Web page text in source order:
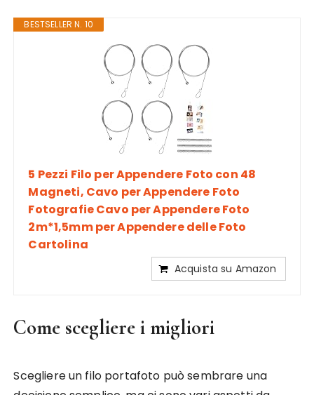
BESTSELLER N. 10
5 Pezzi Filo per Appendere Foto con 48
Magneti, Cavo per Appendere Foto
Fotografie Cavo per Appendere Foto
2m*1,5mm per Appendere delle Foto
Cartolina
Acquista su Amazon
Come scegliere i migliori
Scegliere un filo portafoto può sembrare una